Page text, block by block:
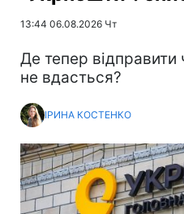
13:44 06.08.2026 Чт
Де тепер
не вдасться?
ІРИНА КОСТЕНКО